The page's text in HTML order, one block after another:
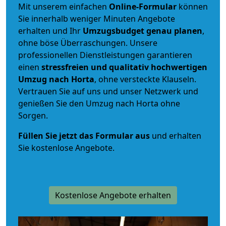
Mit unserem einfachen Online-Formular können
Sie innerhalb weniger Minuten Angebote
erhalten und Ihr Umzugsbudgetgenau planen,
ohne böse Überraschungen. Unsere
professionellen Dienstleistungen garantieren
einen stressfreien und qualitativ hochwertigen
Umzug nach Horta, ohne versteckte Klauseln.
Vertrauen Sie auf uns und unser Netzwerk und
genießen Sie den Umzug nach Horta ohne
Sorgen.
Füllen Sie jetzt das Formular aus und erhalten
Sie kostenlose Angebote.
Kostenlose Angebote erhalten